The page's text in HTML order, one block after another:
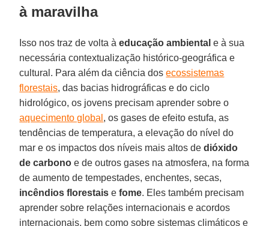
à maravilha
Isso nos traz de volta àeducação ambiental e à sua
necessária contextualização histórico-geográfica e
cultural. Para além da ciência dosecossistemas
florestais, das bacias hidrográficas e do ciclo
hidrológico, os jovens precisam aprender sobre o
aquecimento global , os gases de efeito estufa, as
tendências de temperatura, a elevação do nível do
mar e os impactos dos níveis mais altos dedióxido
de carbono e de outros gases na atmosfera, na forma
de aumento de tempestades, enchentes, secas,
incêndios florestais efome. Eles também precisam
aprender sobre relações internacionais e acordos
internacionais, bem como sobre sistemas climáticos e